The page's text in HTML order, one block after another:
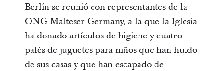
Berlín se reunió con representantes de la
ONG Malteser Germany, a la que la Iglesia
ha donado artículos de higiene y cuatro
palés de juguetes para niños que han huido
de sus casas y que han escapado de